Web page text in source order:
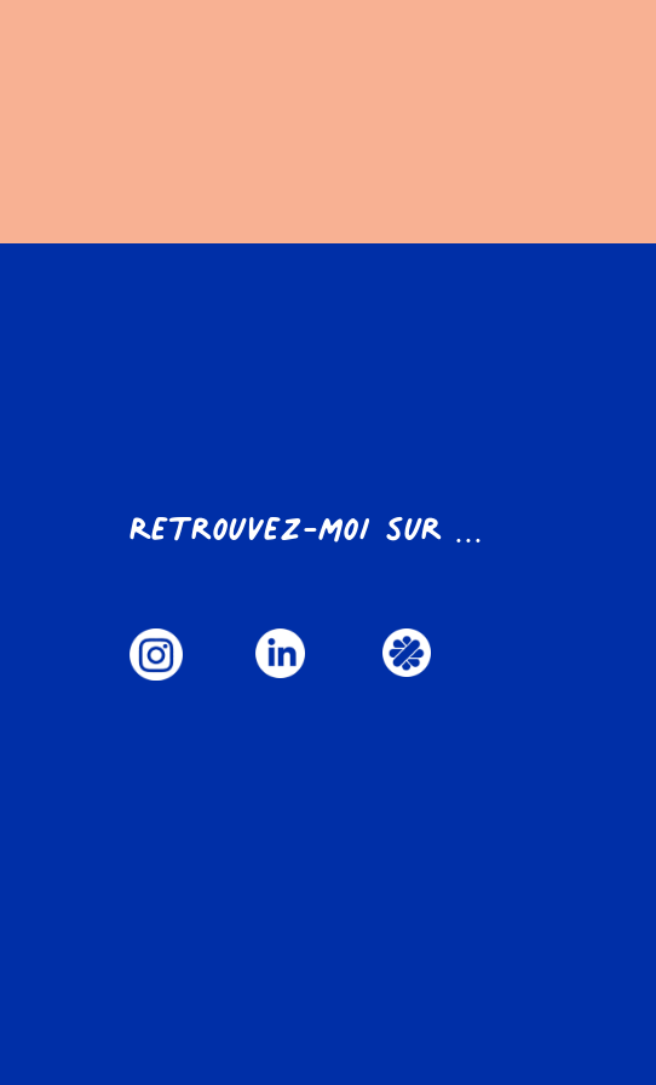
Retrouvez-moi sur ...